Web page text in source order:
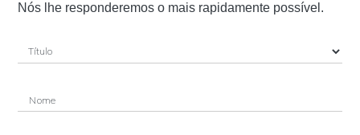
Nós lhe responderemos o mais rapidamente possível.
Nome